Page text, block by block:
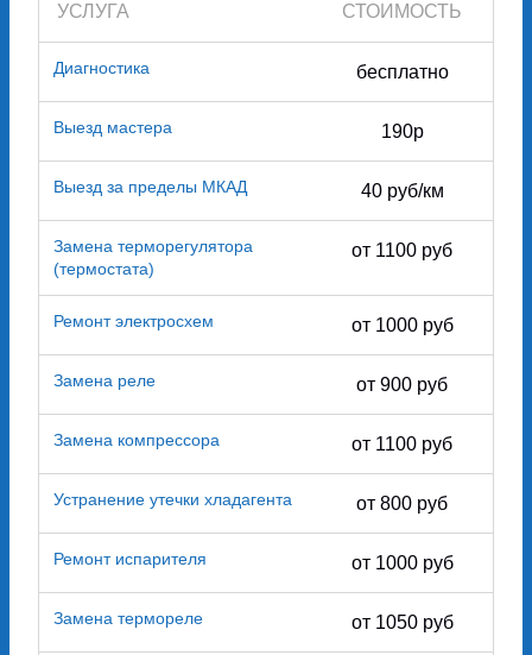
УСЛУГА СТОИМОСТЬ
Диагностика бесплатно
Выезд мастера 190р
Выезд за пределы МКАД 40 руб/км
Замена терморегулятора
(термостата)
от 1100 руб
Ремонт электросхем от 1000 руб
Замена реле от 900 руб
Замена компрессора от 1100 руб
Устранение утечки хладагента от 800 руб
Ремонт испарителя от 1000 руб
Замена термореле от 1050 руб